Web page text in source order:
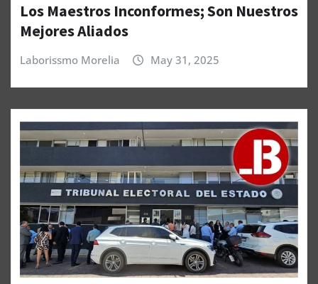
Los Maestros Inconformes; Son Nuestros
Mejores Aliados
Laborissmo Morelia May 31, 2025